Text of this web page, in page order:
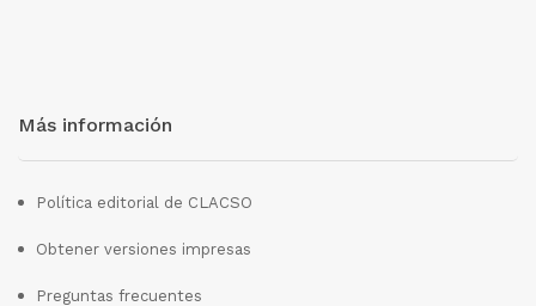
Más información
Política editorial de CLACSO
Obtener versiones impresas
Preguntas frecuentes